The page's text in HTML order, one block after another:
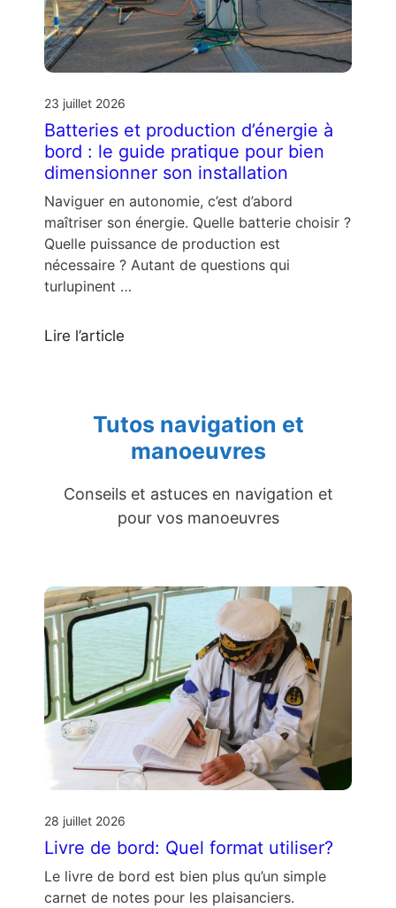
23 juillet 2026
Batteries et production d’énergie à
bord : le guide pratique pour bien
dimensionner son installation
Naviguer en autonomie, c’est d’abord
maîtriser son énergie. Quelle batterie choisir ?
Quelle puissance de production est
nécessaire ? Autant de questions qui
turlupinent …
Lire l’article
Tutos navigation et
manoeuvres
Conseils et astuces en navigation et
pour vos manoeuvres
28 juillet 2026
Livre de bord: Quel format utiliser?
Le livre de bord est bien plus qu’un simple
carnet de notes pour les plaisanciers.